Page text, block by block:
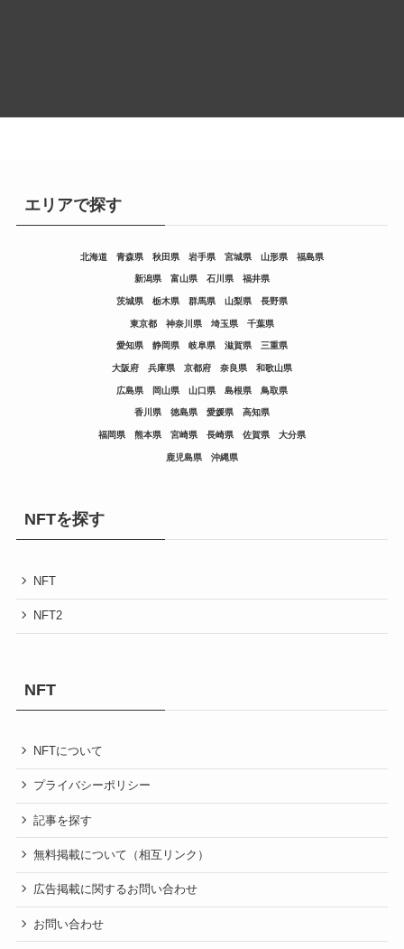
エリアで探す
北海道 青森県 秋田県 岩手県 宮城県 山形県 福島県
新潟県 富山県 石川県 福井県
茨城県 栃木県 群馬県 山梨県 長野県
東京都 神奈川県 埼玉県 千葉県
愛知県 静岡県 岐阜県 滋賀県 三重県
大阪府 兵庫県 京都府 奈良県 和歌山県
広島県 岡山県 山口県 島根県 鳥取県
香川県 徳島県 愛媛県 高知県
福岡県 熊本県 宮崎県 長崎県 佐賀県 大分県
鹿児島県 沖縄県
NFTを探す
NFT
NFT2
NFT
NFTについて
プライバシーポリシー
記事を探す
無料掲載について（相互リンク）
広告掲載に関するお問い合わせ
お問い合わせ